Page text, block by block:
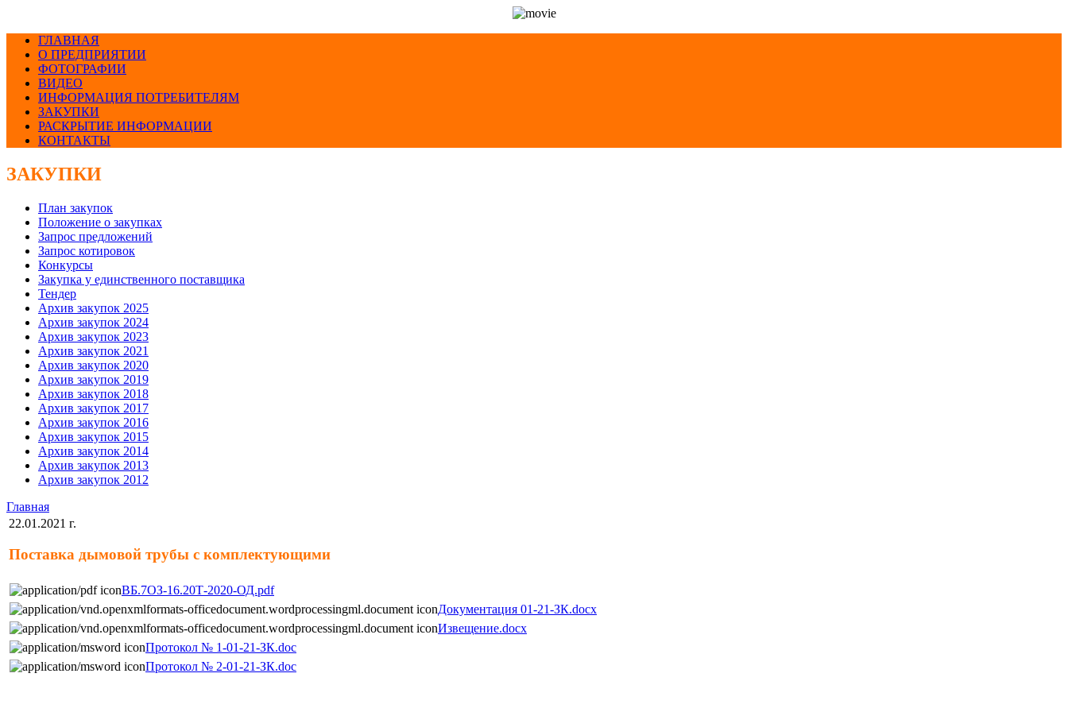
ГЛАВНАЯ
О ПРЕДПРИЯТИИ
ФОТОГРАФИИ
ВИДЕО
ИНФОРМАЦИЯ ПОТРЕБИТЕЛЯМ
ЗАКУПКИ
РАСКРЫТИЕ ИНФОРМАЦИИ
КОНТАКТЫ
ЗАКУПКИ
План закупок
Положение о закупках
Запрос предложений
Запрос котировок
Конкурсы
Закупка у единственного поставщика
Тендер
Архив закупок 2025
Архив закупок 2024
Архив закупок 2023
Архив закупок 2021
Архив закупок 2020
Архив закупок 2019
Архив закупок 2018
Архив закупок 2017
Архив закупок 2016
Архив закупок 2015
Архив закупок 2014
Архив закупок 2013
Архив закупок 2012
Главная
22.01.2021 г.
Поставка дымовой трубы с комплектующими
ВБ.7ОЗ-16.20Т-2020-ОД.pdf
Документация 01-21-ЗК.docx
Извещение.docx
Протокол № 1-01-21-ЗК.doc
Протокол № 2-01-21-ЗК.doc